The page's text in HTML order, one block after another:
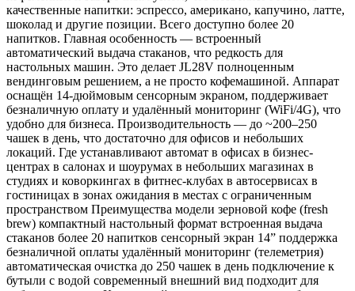
качественные напитки: эспрессо, американо, капучино, латте,
шоколад и другие позиции. Всего доступно более 20
напитков. Главная особенность — встроенный
автоматический выдача стаканов, что редкость для
настольных машин. Это делает JL28V полноценным
вендинговым решением, а не просто кофемашиной. Аппарат
оснащён 14-дюймовым сенсорным экраном, поддерживает
безналичную оплату и удалённый мониторинг (WiFi/4G), что
удобно для бизнеса. Производительность — до ~200–250
чашек в день, что достаточно для офисов и небольших
локаций. Где устанавливают автомат в офисах в бизнес-
центрах в салонах и шоурумах в небольших магазинах в
студиях и коворкингах в фитнес-клубах в автосервисах в
гостиницах в зонах ожидания в местах с ограниченным
пространством Преимущества модели зерновой кофе (fresh
brew) компактный настольный формат встроенная выдача
стаканов более 20 напитков сенсорный экран 14” поддержка
безналичной оплаты удалённый мониторинг (телеметрия)
автоматическая очистка до 250 чашек в день подключение к
бутыли с водой современный внешний вид подходит для